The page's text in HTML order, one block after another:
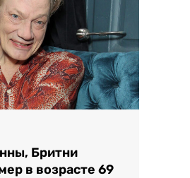
Бритни
в возрасте 69